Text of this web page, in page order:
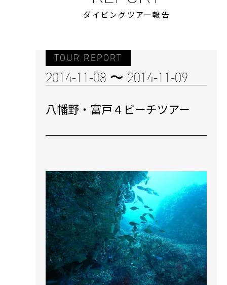
ダイビングツアー報告
TOUR REPORT
2014-11-08 〜 2014-11-09
八幡野・富戸４ビーチツアー